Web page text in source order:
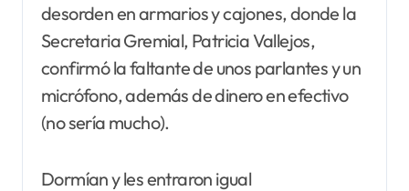
desorden en armarios y cajones, donde la
Secretaria Gremial, Patricia Vallejos,
confirmó la faltante de unos parlantes y un
micrófono, además de dinero en efectivo
(no sería mucho).
Dormían y les entraron igual